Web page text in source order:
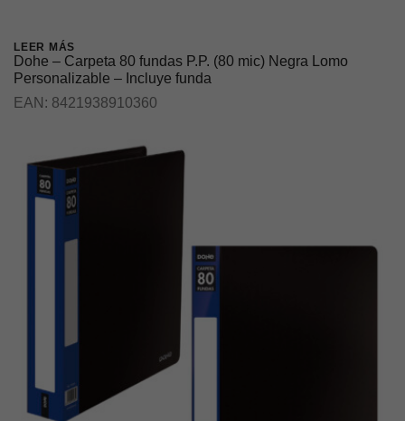
LEER MÁS
Dohe – Carpeta 80 fundas P.P. (80 mic) Negra Lomo
Personalizable – Incluye funda
EAN: 8421938910360